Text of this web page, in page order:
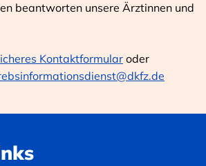
beantworten unsere Ärztinnen und
Kontaktformular oder